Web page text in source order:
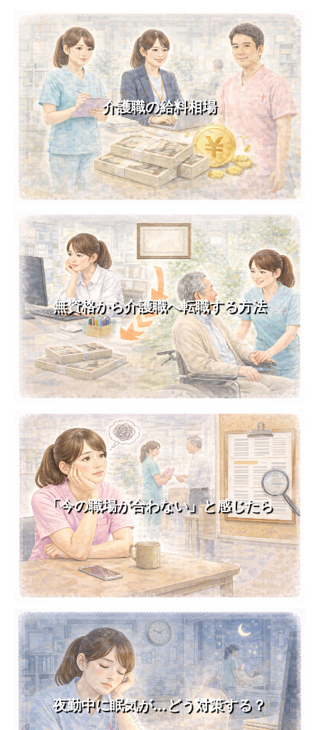
介護職の給料相場
無資格から介護職へ転職する方法
「今の職場が合わない」と感じたら
夜勤中に眠気が…どう対策する？